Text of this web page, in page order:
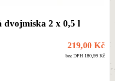
dvojmiska 2 x 0,5 l
219,00 Kč
bez DPH 180,99 Kč